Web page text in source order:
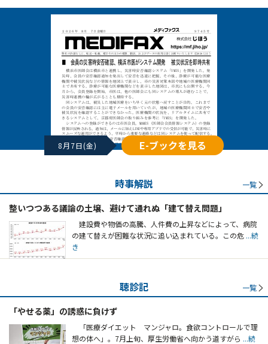
8月7日(金) E-ブックを見る
時事解説 一覧
整いつつある議論の土壌、避けて通れぬ「建て替え問題」
建設費や物価の高騰、人件費の上昇などによって、病院
の建て替えが困難な状況に追い込まれている。この危 ...続
き
聴診記 一覧
「やせる薬」の誘惑に負けず
「医療ダイエット マンジャロ。食欲コントロールで理
想の体へ」。7月上旬、厚生労働省へ向かう道すがら ...続